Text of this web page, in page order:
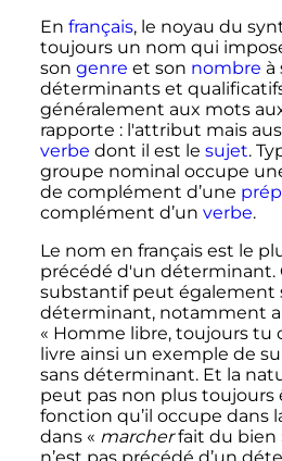
En français, le noyau du
toujours un nom qui
son genre et son nombre à
déterminants et
généralement aux mots
rapporte : l'attribut mais
verbe dont il est le sujet.
groupe nominal occupe
de complément d’une
complément d’un verbe.
Le nom en français est le
précédé d'un déterminant.
substantif peut également
déterminant, notamment
« Homme libre, toujours tu
livre ainsi un exemple de
sans déterminant. Et la
peut pas non plus toujours
fonction qu’il occupe dans
dans « marcherfait du bien
n’est pas précédé d’un